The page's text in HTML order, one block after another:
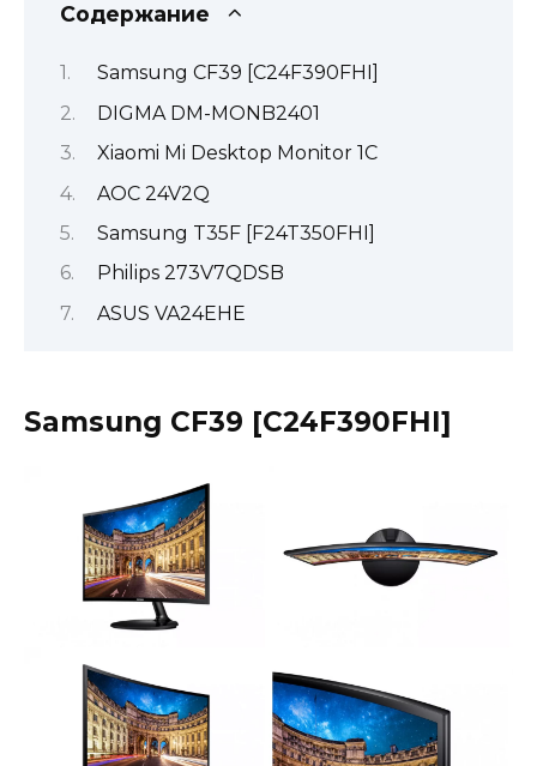
Содержание
Samsung CF39 [C24F390FHI]
DIGMA DM-MONB2401
Xiaomi Mi Desktop Monitor 1С
AOC 24V2Q
Samsung T35F [F24T350FHI]
Philips 273V7QDSB
ASUS VA24EHE
Samsung CF39 [C24F390FHI]